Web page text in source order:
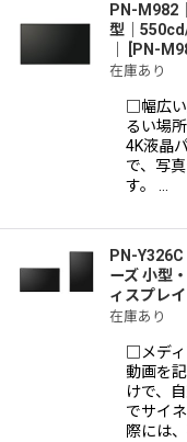
PN-
型｜
PN-
在庫あり
□幅広
るい場
4K液晶
で、写
す。 …
PN-
ーズ 小型
ィスプレイ
在庫あり
□メデ
動画を
けで、
でサイ
際には